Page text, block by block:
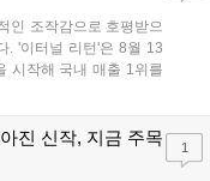
됩니다....
인 조작감으로 호평받으
. '이터널 리턴'은 8월 13
시작해 국내 매출 1위를
콘' 시리즈는 8월 6일 쇼
리 시뮬레이션 '리스토
진 신작, 지금 주목
1